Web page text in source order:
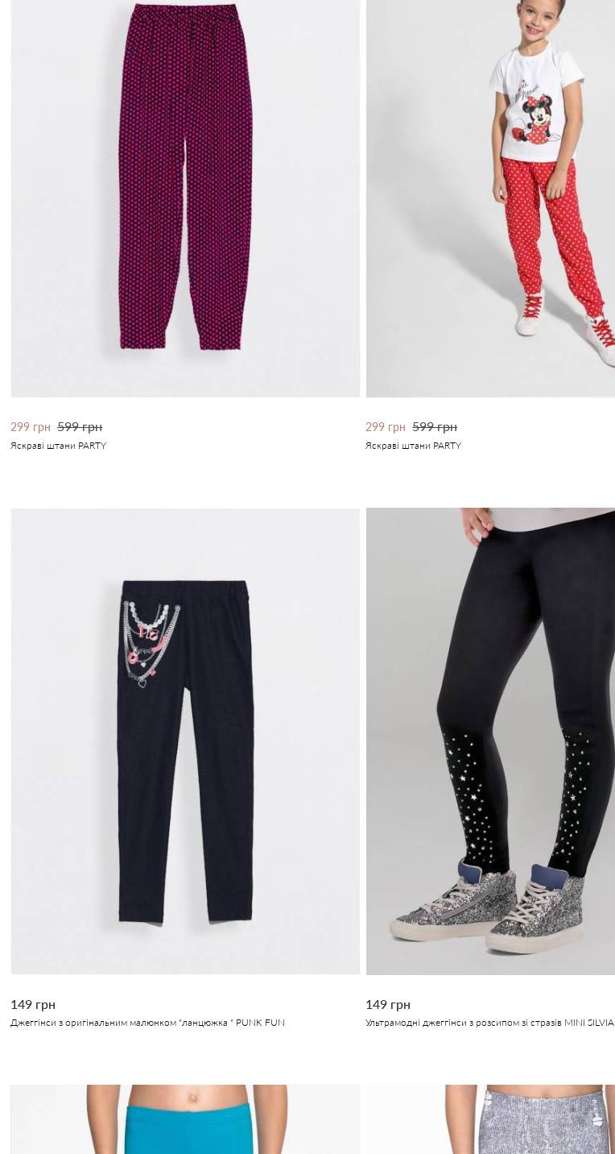
299 грн 599 грн
Яскраві штани PARTY
299 грн 599 грн
Яскраві штани PARTY
149 грн
Джеггінси з оригінальним малюнком "ланцюжка " PUNK FUN
149 грн
Ультрамодні джеггінси з розсипом зі стразів MINI SILVIA